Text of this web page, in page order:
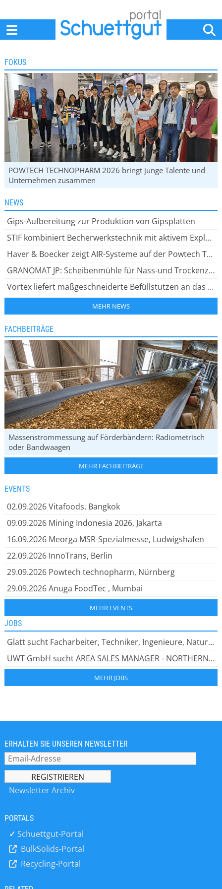
FOKUS
POWTECH TECHNOPHARM 2026 bringt junge Talente und
Unternehmen zusammen
NEWS
Gips-Aufbereitung zur Produktion von Gipsplatten
STIF kombiniert Becherwerkstechnik mit aktivem Explosionsschutz
Haver & Boecker zeigt AIR-Systeme auf der Powtech Technopharm 2026
GRANOMAT JP: Scheibenmühle für Nass-und Trockenzerkleinerung
Vortex liefert maßgeschneiderte Befüllstutzen an das Kraftwerk Drax
MEHR NEWS
FACHBEITRÄGE
Massenstrommessung auf Förderbändern: Radiometrisch
oder Bandwaagen
MEHR FACHBEITRÄGE
EVENTS
02.09.2026Vitafoods, Bangkok
09.09.2026 Mining Indonesia 2026, Jakarta
16.09.2026 Meorga MSR-Spezialmesse, Ludwigshafen
22.09.2026 InnoTrans, Berlin
29.09.2026 Powtech technopharm, Nürnberg
29.09.2026Anuga FoodTec , Mumbai
MEHR EVENTS
JOBS
Glatt sucht Facharbeiter, Techniker, Ingenieure, Naturwissenschaftler, Bei Glatt zu arbeiten bedeutet: leistungsstarke Lösungen entwickeln. Innovative Ideen verwirklichen. Globales Wissen teilen.
UWT GmbH sucht AREA SALES MANAGER - NORTHERN EUROPE (m/w/d), SICHERHEIT UND INNOVATION HAND IN HAND Als inhabergeführtes Unternehmen bieten wir unseren rund 200 engagierten Mitarbeiter:innen ein dynamisches Arbeitsumfeld.
MEHR JOBS
ERHALTEN SIE UNSEREN NEWSLETTER
Newsletter Archiv
PORTALS
✓ Schuettgut-Portal
BulkSolids-Portal
Recycling-Portal